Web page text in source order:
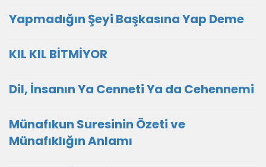
Yapmadığın Şeyi Başkasına Yap Deme
KIL KIL BİTMİYOR
Dil, İnsanın Ya Cenneti Ya da Cehennemi
Münafıkun Suresinin Özeti ve
Münafıklığın Anlamı